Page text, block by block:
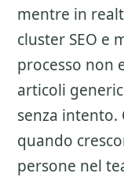
mentre in
cluster SEO e
processo non
articoli
senza intento.
quando
persone nel